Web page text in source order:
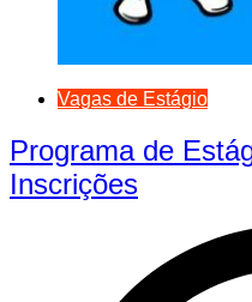
Vagas de Estágio
Programa de
Inscrições